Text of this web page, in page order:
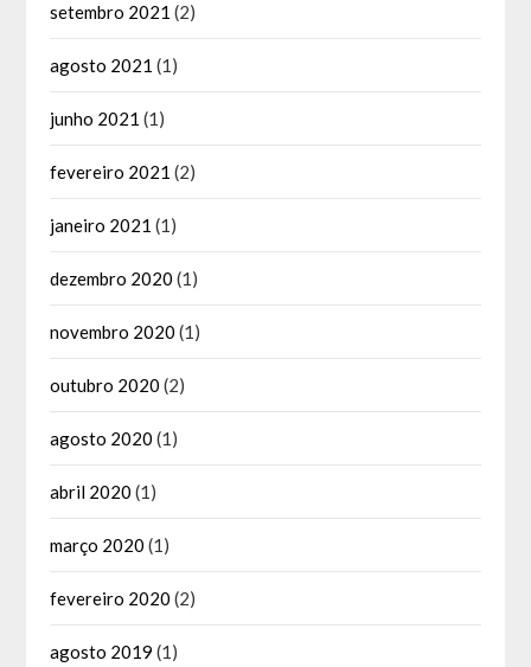
setembro 2021 (2)
agosto 2021 (1)
junho 2021 (1)
fevereiro 2021 (2)
janeiro 2021 (1)
dezembro 2020 (1)
novembro 2020 (1)
outubro 2020 (2)
agosto 2020 (1)
abril 2020 (1)
março 2020 (1)
fevereiro 2020 (2)
agosto 2019 (1)